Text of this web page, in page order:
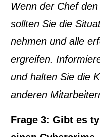
Wenn der Chef
sollten Sie die
nehmen und alle
ergreifen.
und halten Sie die
anderen
Frage 3: Gibt es